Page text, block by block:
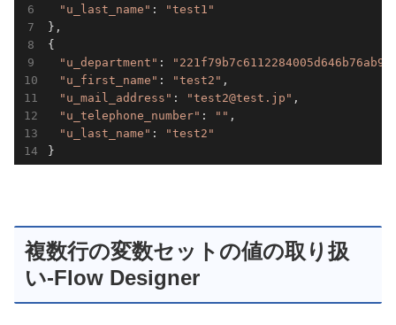
"u_last_name" :
"test1"
},
{
"u_department" :
"u_first_name" : "test2" ,
"u_mail_address" : "test2@test.jp" ,
"u_telephone_number" : "" ,
"u_last_name" :
"test2"
}
複数行の変数セットの値の取り扱
い-Flow Designer